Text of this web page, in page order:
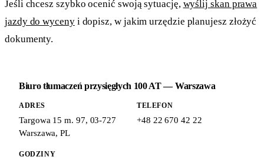
Jeśli chcesz szybko ocenić swoją sytuację, wyślij skan prawa
jazdy do wycenyi dopisz, w jakim urzędzie planujesz złożyć
dokumenty.
Biuro tłumaczeń przysięgłych 100 AT — Warszawa
ADRES
Targowa 15 m. 97, 03-727
Warszawa,PL
TELEFON
+48 22 670 42 22
GODZINY